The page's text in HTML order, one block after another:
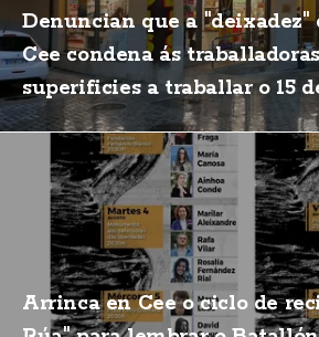
Denuncian que a "deixadez"
Cee condena ás
superificies a traballar o 15
Arrinca en Cee o ciclo de